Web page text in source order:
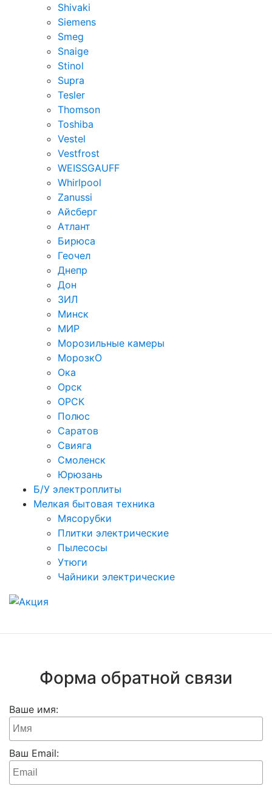
Shivaki
Siemens
Smeg
Snaige
Stinol
Supra
Tesler
Thomson
Toshiba
Vestel
Vestfrost
WEISSGAUFF
Whirlpool
Zanussi
Айсберг
Атлант
Бирюса
Геочел
Днепр
Дон
ЗИЛ
Минск
МИР
Морозильные камеры
МорозкО
Ока
Орск
ОРСК
Полюс
Саратов
Свияга
Смоленск
Юрюзань
Б/У электроплиты
Мелкая бытовая техника
Мясорубки
Плитки электрические
Пылесосы
Утюги
Чайники электрические
Форма обратной связи
Ваше имя:
Ваш Email: